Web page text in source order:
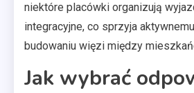
niektóre placówki organizują
integracyjne, co sprzyja
budowaniu więzi między
Jak wybrać